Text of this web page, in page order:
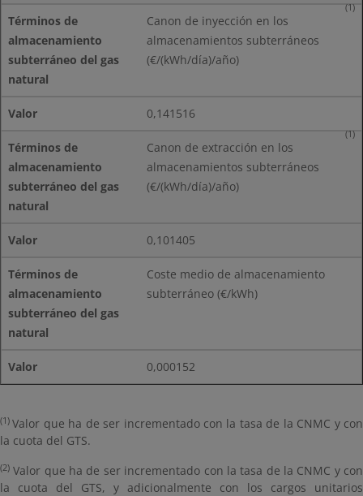
Canon de inyección en los
almacenamientos subterráneos
(€/(kWh/día)/año)
(1)
0,141516
Canon de extracción en los
almacenamientos subterráneos
(€/(kWh/día)/año)
(1)
0,101405
Coste medio de almacenamiento
subterráneo (€/kWh)
0,000152
(1)Valor que ha de ser incrementado con la tasa de la CNMC y con
la cuota del GTS.
(2) Valor que ha de ser incrementado con la tasa de la CNMC y con
la cuota del GTS, y adicionalmente con los cargos unitarios